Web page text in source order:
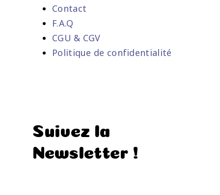
Contact
F.A.Q
CGU & CGV
Politique de confidentialité
Suivez la
Newsletter !